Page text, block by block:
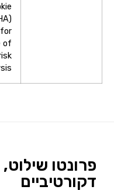
of
פרונטו שילוט,
דקורטיביים